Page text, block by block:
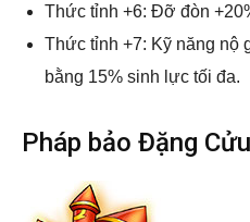
Thức tỉnh +6: Đỡ đòn
Thức tỉnh +7: Kỹ năng nộ
bằng 15% sinh lực tối đa.
Pháp bảo Đặng